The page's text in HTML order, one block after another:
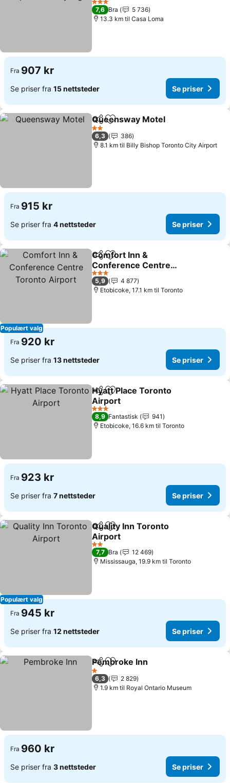
3 Stjerner
7,6 Bra
5 736
13.3 km til Casa Loma
Fra 907 kr
Se priser fra 15 nettsteder Se priser
Del Legg til i favoritter
Queensway Motel
2 Stjerner
6,3
386
8.1 km til Billy Bishop Toronto City Airport
Fra 915 kr
Se priser fra 4 nettsteder Se priser
Populært valg
Del Legg til i favoritter
Comfort Inn &
Conference Centre
Toronto Airport
3 Stjerner
5,9
4 877
Etobicoke, 17.1 km til Toronto
Fra 920 kr
Se priser fra 13 nettsteder Se priser
Del Legg til i favoritter
Hyatt Place Toronto
Airport
3 Stjerner
8,9 Fantastisk
941
Etobicoke, 16.6 km til Toronto
Fra 923 kr
Se priser fra 7 nettsteder Se priser
Populært valg
Del Legg til i favoritter
Quality Inn Toronto
Airport
2 Stjerner
7,7 Bra
12 469
Mississauga, 19.9 km til Toronto
Fra 945 kr
Se priser fra 12 nettsteder Se priser
Del Legg til i favoritter
Pembroke Inn
1 Stjerner
6,3
2 829
1.9 km til Royal Ontario Museum
Fra 960 kr
Se priser fra 3 nettsteder Se priser